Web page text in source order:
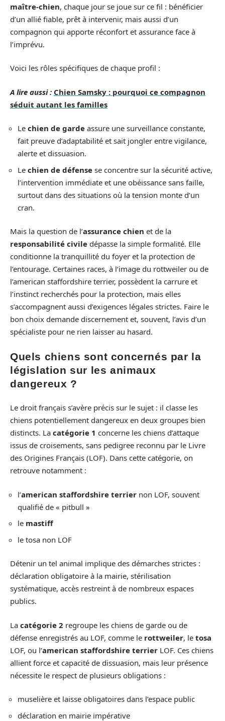
maître-chien, chaque jour se joue sur ce fil : bénéficier
d’un allié fiable, prêt à intervenir, mais aussi d’un
compagnon qui apporte réconfort et assurance face à
l’imprévu.
Voici les rôles spécifiques de chaque profil :
A lire aussi : Chien Samsky : pourquoi ce compagnon
séduit autant les familles
Le chien de garde assure une surveillance constante,
fait preuve d’adaptabilité et sait jongler entre vigilance,
alerte et dissuasion.
Le chien de défense se concentre sur la sécurité active,
l’intervention immédiate et une obéissance sans faille,
surtout dans des situations où la tension monte d’un
cran.
Mais la question de l’assurance chien et de la
responsabilité civile dépasse la simple formalité. Elle
conditionne la tranquillité du foyer et la protection de
l’entourage. Certaines races, à l’image du rottweiler ou de
l’american staffordshire terrier, possèdent la carrure et
l’instinct recherchés pour la protection, mais elles
s’accompagnent aussi d’exigences légales strictes. Faire le
bon choix demande discernement et, souvent, l’avis d’un
spécialiste pour ne rien laisser au hasard.
Quels chiens sont concernés par la
législation sur les animaux
dangereux ?
Le droit français s’avère précis sur le sujet : il classe les
chiens potentiellement dangereux en deux groupes bien
distincts. La catégorie 1 concerne les chiens d’attaque
issus de croisements, sans pedigree reconnu par le Livre
des Origines Français (LOF). Dans cette catégorie, on
retrouve notamment :
l’american staffordshire terrier non LOF, souvent
qualifié de « pitbull »
le mastiff
le tosa non LOF
Détenir un tel animal implique des démarches strictes :
déclaration obligatoire à la mairie, stérilisation
systématique, accès restreint à de nombreux espaces
publics.
La catégorie 2 regroupe les chiens de garde ou de
défense enregistrés au LOF, comme le rottweiler, le tosa
LOF, ou l’american staffordshire terrier LOF. Ces chiens
allient force et capacité de dissuasion, mais leur présence
nécessite le respect de plusieurs obligations :
muselière et laisse obligatoires dans l’espace public
déclaration en mairie impérative